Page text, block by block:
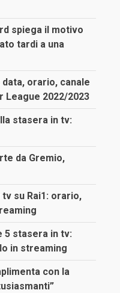
spiega il motivo
tardi a una
orario, canale
2022/2023
stasera in tv:
da Gremio,
su Rai1: orario,
5 stasera in tv:
in streaming
con la